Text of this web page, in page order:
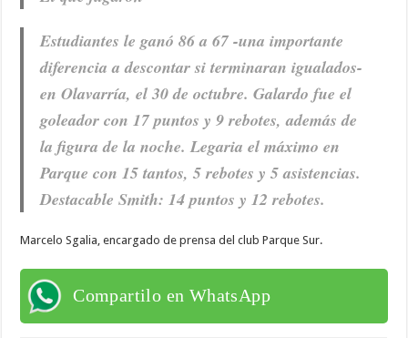
Estudiantes le ganó 86 a 67 -una importante
diferencia a descontar si terminaran igualados-
en Olavarría, el 30 de octubre. Galardo fue el
goleador con 17 puntos y 9 rebotes, además de
la figura de la noche. Legaria el máximo en
Parque con 15 tantos, 5 rebotes y 5 asistencias.
Destacable Smith: 14 puntos y 12 rebotes.
Marcelo Sgalia, encargado de prensa del club Parque Sur.
Compartilo en WhatsApp